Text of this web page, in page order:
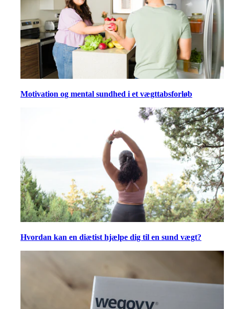
Motivation og mental sundhed i et vægttabsforløb
Hvordan kan en diætist hjælpe dig til en sund vægt?